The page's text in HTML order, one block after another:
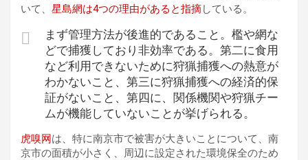
いて、 星島網は4つの理由があると指摘している。
まず管理方法が後進的であること。檻や網な
どで捕獲しており非効率である。第二に食用
など利用できないために狩猟捕獲への熱意が
わかないこと、第三に狩猟捕獲への経済的保
証がないこと、第四に、関係機関や狩猟チー
ムが機能していないことが挙げられる。
虎嗅网は、特に南京市で被害が大きいことについて、南
京市の面積が小さく、周辺に設定された環境保全のため